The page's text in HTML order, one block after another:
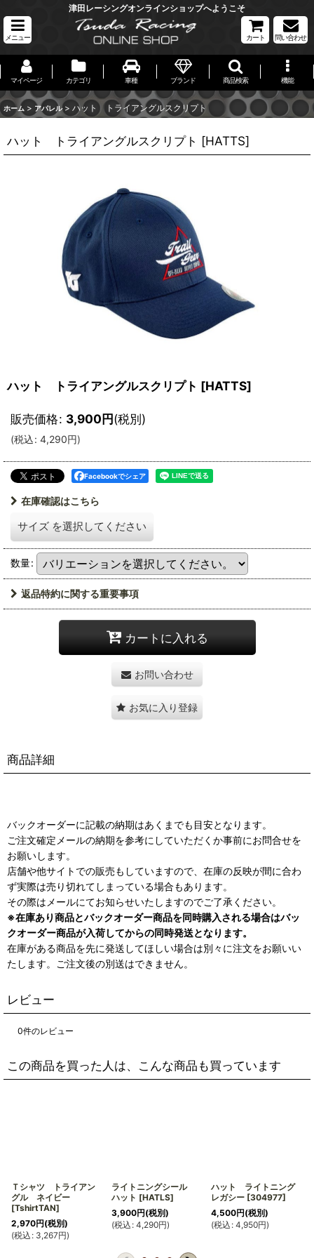
津田レーシングオンラインショップへようこそ
メニュー カート 問い合わせ
マイページ カテゴリ 車種 ブランド 商品検索 機能
ホーム > アパレル > ハット トライアングルスクリプト
ハット トライアングルスクリプト [HATTS]
ハット トライアングルスクリプト [HATTS]
販売価格: 3,900円(税別)
(税込: 4,290円)
Facebookでシェア
在庫確認はこちら
サイズ を選択してください
数量:
返品特約に関する重要事項
カートに入れる
お問い合わせ
お気に入り登録
商品詳細
バックオーダーに記載の納期はあくまでも目安となります。
ご注文確定メールの納期を参考にしていただくか事前にお問合せを
お願いします。
店舗や他サイトでの販売もしていますので、在庫の反映が間に合わ
ず実際は売り切れてしまっている場合もあります。
その際はメールにてお知らせいたしますのでご了承ください。
※在庫あり商品とバックオーダー商品を同時購入される場合はバッ
クオーダー商品が入荷してからの同時発送となります。
在庫がある商品を先に発送してほしい場合は別々に注文をお願いい
たします。ご注文後の別送はできません。
レビュー
0件のレビュー
この商品を買った人は、こんな商品も買っています
Ｔシャツ トライアン
グル ネイビー
[TshirtTAN]
2,970円(税別)
(税込 : 3,267円)
ライトニングシール
ハット [HATLS]
3,900円(税別)
(税込 : 4,290円)
ハット ライトニング
レガシー [304977]
4,500円(税別)
(税込 : 4,950円)